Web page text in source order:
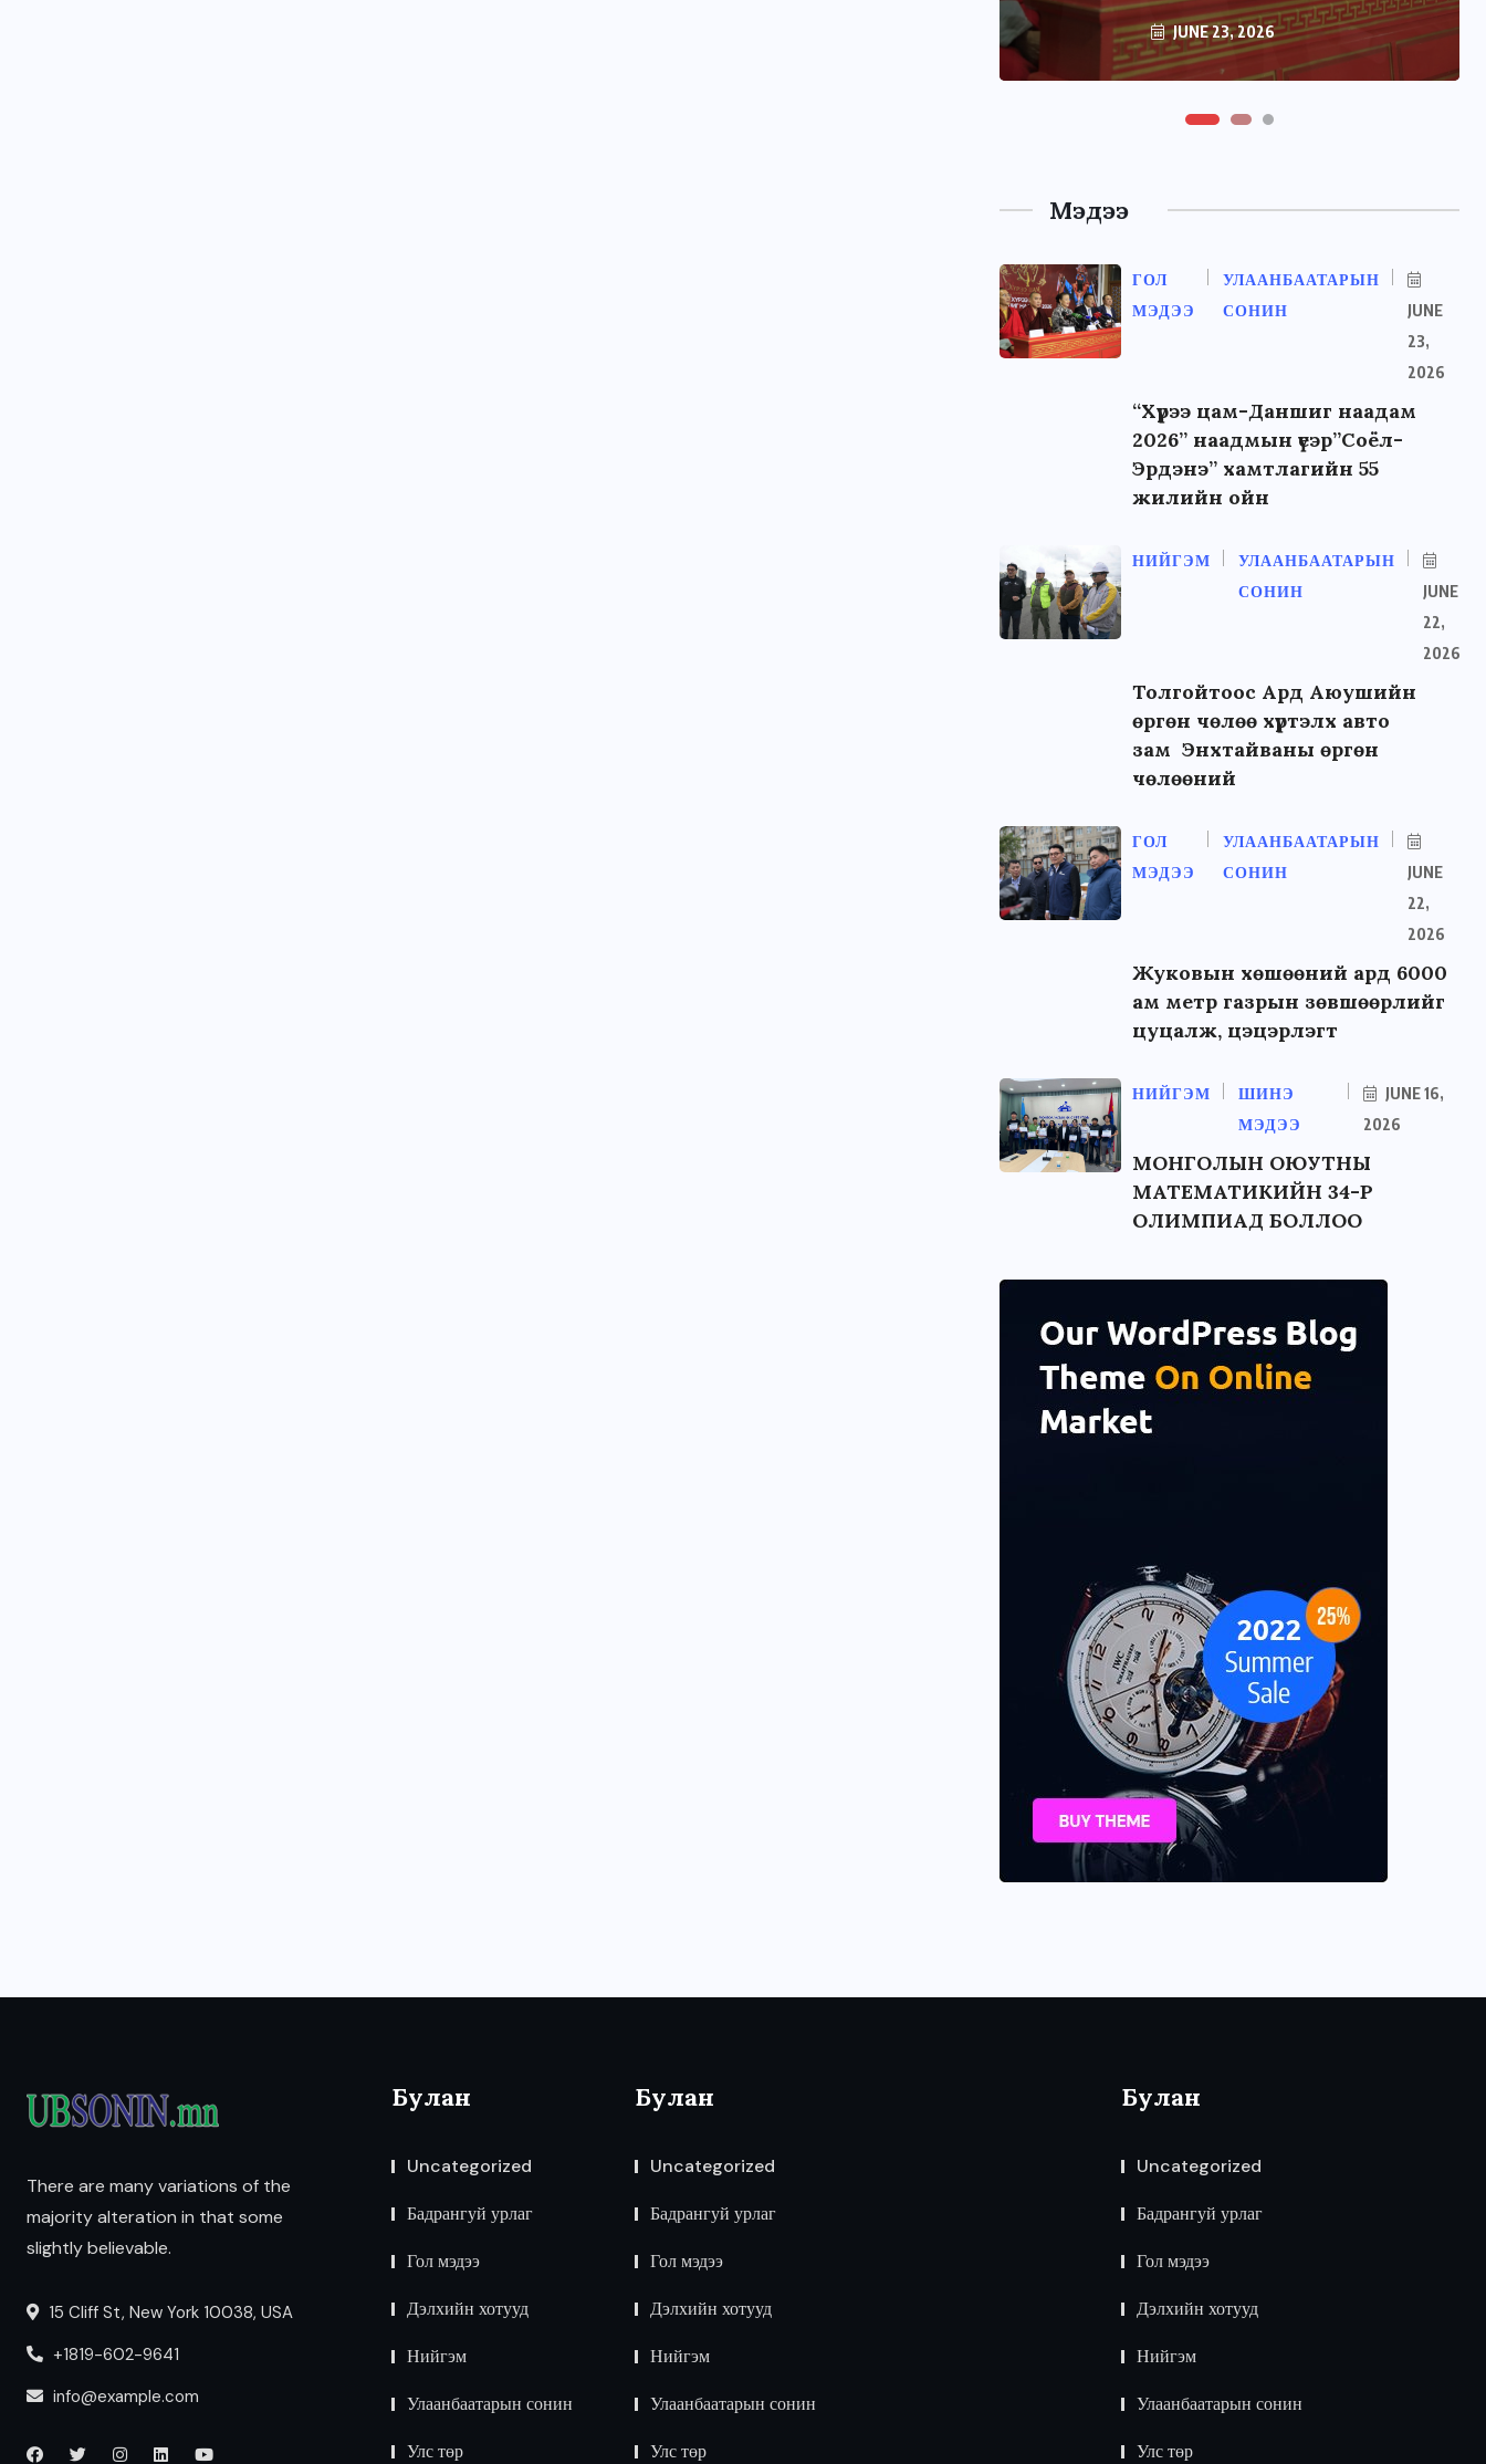
JUNE 22, 2026
Мэдээ
ГОЛ
МЭДЭЭ
УЛААНБААТАРЫН
СОНИН
JUNE
23,
2026
“Хүрээ цам-Даншиг наадам
2026” наадмын үеэр”Соёл-
Эрдэнэ” хамтлагийн 55
жилийн ойн
НИЙГЭМ
УЛААНБААТАРЫН
СОНИН
JUNE
22,
2026
Толгойтоос Ард Аюушийн
өргөн чөлөө хүртэлх авто
зам Энхтайваны өргөн
чөлөөний
ГОЛ
МЭДЭЭ
УЛААНБААТАРЫН
СОНИН
JUNE
22,
2026
Жуковын хөшөөний ард 6000
ам метр газрын зөвшөөрлийг
цуцалж, цэцэрлэгт
НИЙГЭМ
ШИНЭ
МЭДЭЭ
JUNE 16,
2026
МОНГОЛЫН ОЮУТНЫ
МАТЕМАТИКИЙН 34-Р
ОЛИМПИАД БОЛЛОО
There are many variations of the
majority alteration in that some
slightly believable.
15 Cliff St, New York 10038, USA
+1819-602-9641
info@example.com
Булан
Uncategorized
Бадрангуй урлаг
Гол мэдээ
Дэлхийн хотууд
Нийгэм
Улаанбаатарын сонин
Улс төр
Булан
Uncategorized
Бадрангуй урлаг
Гол мэдээ
Дэлхийн хотууд
Нийгэм
Улаанбаатарын сонин
Улс төр
Булан
Uncategorized
Бадрангуй урлаг
Гол мэдээ
Дэлхийн хотууд
Нийгэм
Улаанбаатарын сонин
Улс төр